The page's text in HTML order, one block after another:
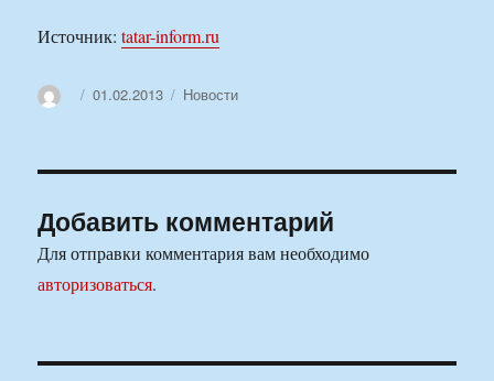
Источник:tatar-inform.ru
АвторОпубликовано
01.02.2013 Рубрики
Новости
Добавить комментарий
Для отправки комментария вам необходимо
авторизоваться.